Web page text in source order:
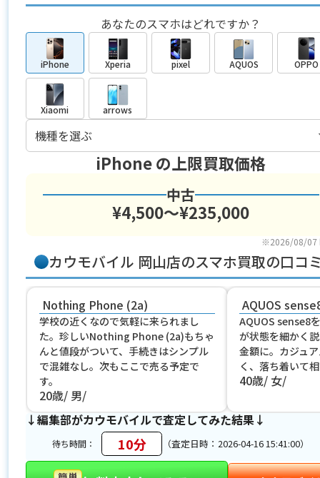
あなたのスマホはどれですか？
iPhone Xperia pixel AQUOS OPPO
Xiaomi arrows
iPhoneの上限買取価格
中古
¥4,500〜¥235,000
※2026/08/07
カウモバイル 岡山店のスマホ買取の口コ
Nothing Phone (2a)
学校の近くなので気軽に来られまし
た。珍しいNothing Phone (2a)もちゃ
んと値段がついて、手続きはシンプル
で混雑なし。次もここで売る予定で
す。
20歳 男
AQUOS
AQUOS sense8
が状態を細かく
金額に。カジュ
く、落ち着いて
40歳 女
↓編集部がカウモバイルで査定してみた結果↓
待ち時間： 10分 （査定日時：2026-04-16 15:41:00）